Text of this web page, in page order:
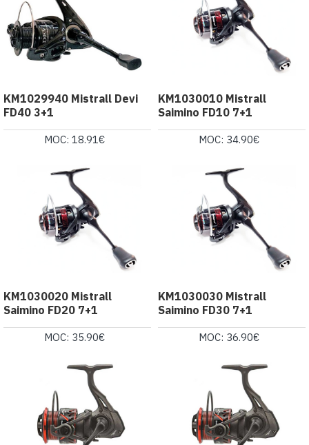
KM1029940 Mistrall Devi
FD40 3+1
MOC: 18.91€
KM1030010 Mistrall
Saimino FD10 7+1
MOC: 34.90€
KM1030020 Mistrall
Saimino FD20 7+1
MOC: 35.90€
KM1030030 Mistrall
Saimino FD30 7+1
MOC: 36.90€